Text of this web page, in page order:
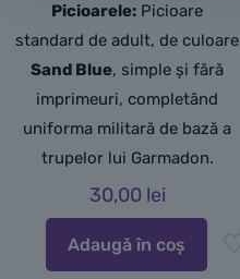
Picioarele: Picioare
standard de adult, de culoare
Sand Blue, simple și fără
imprimeuri, completând
uniforma militară de bază a
trupelor lui Garmadon.
30,00 lei
Adaugă în coș